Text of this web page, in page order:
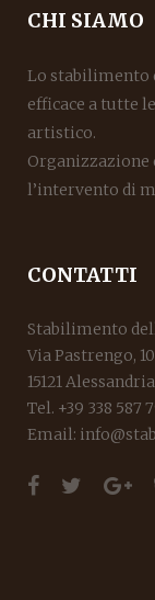
CHI SIAMO
Lo stabilimento
efficace a tutte
artistico.
Organizzazione
l’intervento di
CONTATTI
Stabilimento
Via Pastrengo, 10
15121 Alessandria
Tel. +39 338 587
Email: